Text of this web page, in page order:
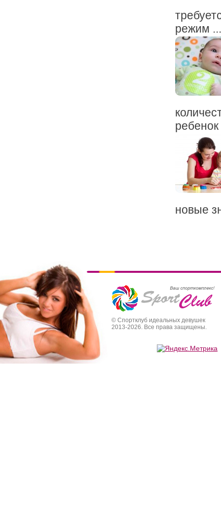
режим ...
ребенок
новые
© Спортклуб идеальных девушек
2013-2026. Все права защищены.